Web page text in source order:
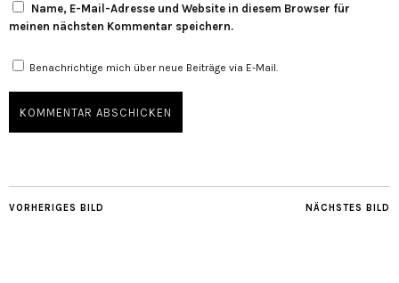
Name, E-Mail-Adresse und Website in diesem Browser für
meinen nächsten Kommentar speichern.
Benachrichtige mich über neue Beiträge via E-Mail.
NÄCHSTES BILD
VORHERIGES BILD